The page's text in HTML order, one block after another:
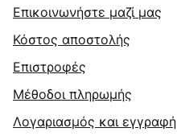
Επικοινωνήστε μαζί μας
Κόστος αποστολής
Επιστροφές
Μέθοδοι πληρωμής
Λογαριασμός και εγγραφή